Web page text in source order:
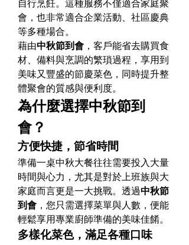
自行烹飪。這種服務不僅適合家庭聚
會，也非常適合企業活動、社區慶典
等多種場合。
藉由中秋節到會 ，客戶能省去購買食
材、備料與烹調的繁瑣過程，享用到
美味又豐盛的節慶菜色，同時提升整
體聚會的質感與便利度。
為什麼選擇中秋節到
會？
方便快捷，節省時間
準備一桌中秋大餐往往需要投入大量
時間與心力，尤其是對於上班族與大
家庭而言更是一大挑戰。透過中秋節
到會 ，您只需選擇菜單與人數，便能
輕鬆享用專業廚師準備的美味佳餚。
多樣化菜色，滿足各種口味